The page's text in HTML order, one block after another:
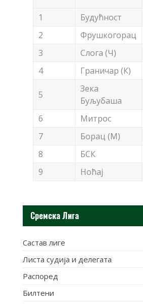
1 Будућност
2
Фрушкогорац
3
Слога (Ч)
4
Граничар (К)
5
Зека
Буљубаша
6 Митрос
7
Борац (М)
8
БСК
9
Ноћај
Сремска Лига
Састав лиге
Листа судија и делегата
Распоред
Билтени